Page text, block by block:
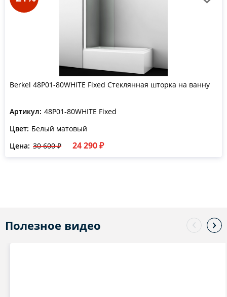
Berkel 48P01-80WHITE Fixed Стеклянная шторка на ванну
Артикул: 48P01-80WHITE Fixed
Цвет: Белый матовый
Цена: 30 600 ₽ 24 290 ₽
Полезное видео